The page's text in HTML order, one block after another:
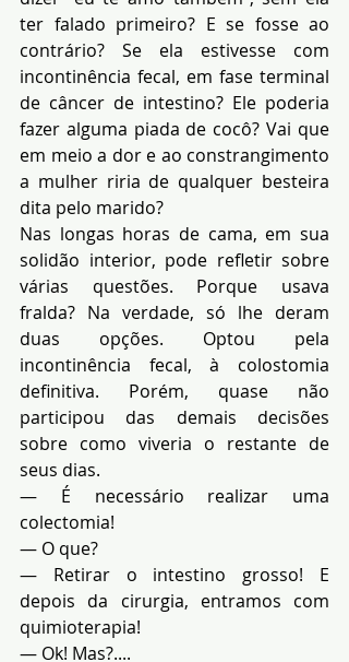
ter falado primeiro? E se fosse ao
contrário? Se ela estivesse com
incontinência fecal, em fase terminal
de câncer de intestino? Ele poderia
fazer alguma piada de cocô? Vai que
em meio a dor e ao constrangimento
a mulher riria de qualquer besteira
dita pelo marido?
Nas longas horas de cama, em sua
solidão interior, pode refletir sobre
várias questões. Porque usava
fralda? Na verdade, só lhe deram
duas opções. Optou pela
incontinência fecal, à colostomia
definitiva. Porém, quase não
participou das demais decisões
sobre como viveria o restante de
seus dias.
— É necessário realizar uma
colectomia!
— O que?
— Retirar o intestino grosso! E
depois da cirurgia, entramos com
quimioterapia!
— Ok! Mas?....